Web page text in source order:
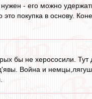
- его можно
покупка в основу.
бы не херососили.
Война и